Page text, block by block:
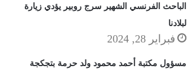
الباحث الفرنسي الشهير سرج روبير يؤدي زيارة
لبلادنا
فبراير 28, 2024
مسؤول مكتبة أحمد محمود ولد حرمة بتجكجة